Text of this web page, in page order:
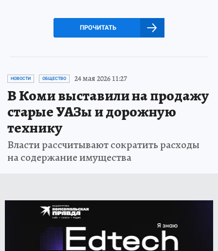
ПРОЧИТАТЬ
НОВОСТИ ОБЩЕСТВО 24 мая 2026 11:27
В Коми выставили на продажу
старые УАЗы и дорожную
технику
Власти рассчитывают сократить расходы
на содержание имущества